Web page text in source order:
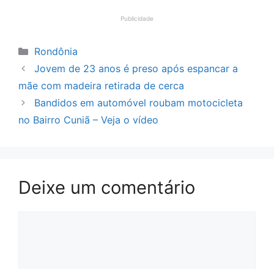
Publicidade
Categorias
Rondônia
Jovem de 23 anos é preso após espancar a
mãe com madeira retirada de cerca
Bandidos em automóvel roubam motocicleta
no Bairro Cuniã – Veja o vídeo
Deixe um comentário